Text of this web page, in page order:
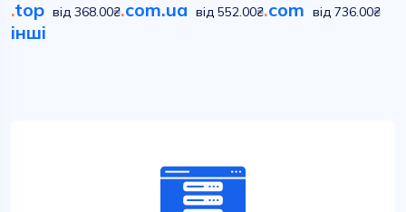
.top від 368.00₴.com.ua від 552.00₴.com від 736.00₴
інші